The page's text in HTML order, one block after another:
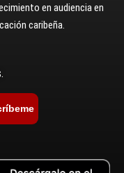
en audiencia en
caribeña.